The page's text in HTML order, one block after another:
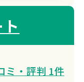
ミ・評判 1件